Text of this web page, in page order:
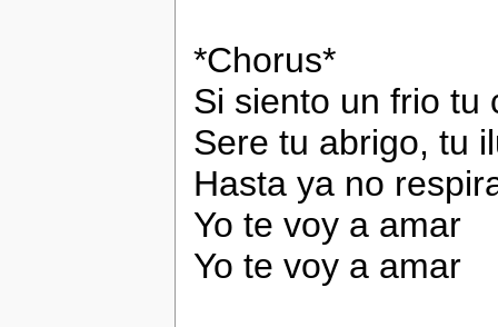
*Chorus*
Si siento un frio tu
Sere tu abrigo, tu
Hasta ya no
Yo te voy a amar
Yo te voy a amar